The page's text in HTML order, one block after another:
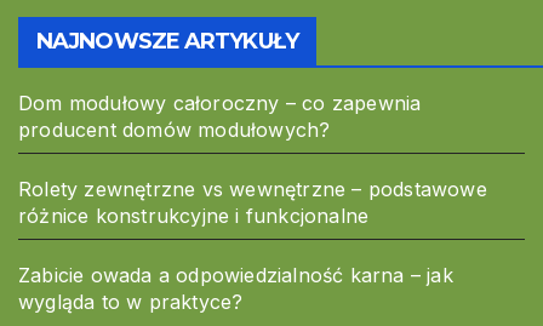
NAJNOWSZE ARTYKUŁY
Dom modułowy całoroczny – co zapewnia
producent domów modułowych?
Rolety zewnętrzne vs wewnętrzne – podstawowe
różnice konstrukcyjne i funkcjonalne
Zabicie owada a odpowiedzialność karna – jak
wygląda to w praktyce?